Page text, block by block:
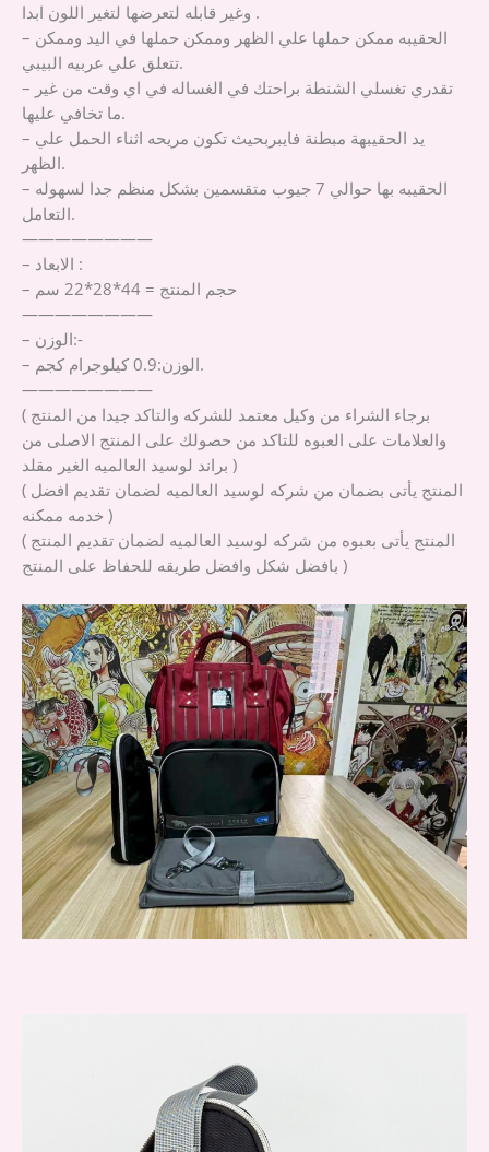
وغير قابله لتعرضها لتغير اللون ابدا .
– الحقيبه ممكن حملها علي الظهر وممكن حملها في اليد وممكن
تتعلق علي عربيه البيبي.
– تقدري تغسلي الشنطة براحتك في الغساله في اي وقت من غير
ما تخافي عليها.
– يد الحقيبهة مبطنة فايبربحيث تكون مريحه اثناء الحمل علي
الظهر.
– الحقيبه بها حوالي 7 جيوب متقسمين بشكل منظم جدا لسهوله
التعامل.
————————
– الابعاد :
– حجم المنتج = 44*28*22 سم
————————
– الوزن:-
– الوزن:0.9 كيلوجرام كجم.
————————
( برجاء الشراء من وكيل معتمد للشركه والتاكد جيدا من المنتج
والعلامات على العبوه للتاكد من حصولك على المنتج الاصلى من
براند لوسيد العالميه الغير مقلد )
( المنتج يأتى بضمان من شركه لوسيد العالميه لضمان تقديم افضل
خدمه ممكنه )
( المنتج يأتى بعبوه من شركه لوسيد العالميه لضمان تقديم المنتج
بافضل شكل وافضل طريقه للحفاظ على المنتج )